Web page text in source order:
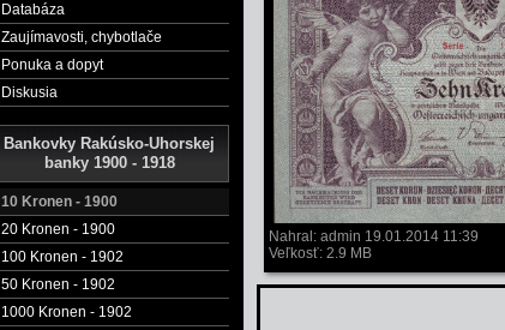
Databáza
Zaujímavosti, chybotlače
Ponuka a dopyt
Diskusia
Bankovky Rakúsko-Uhorskej
banky 1900 - 1918
10 Kronen - 1900
20 Kronen - 1900
100 Kronen - 1902
50 Kronen - 1902
1000 Kronen - 1902
Nahral: admin 19.01.2014 11:39
Veľkosť: 2.9 MB